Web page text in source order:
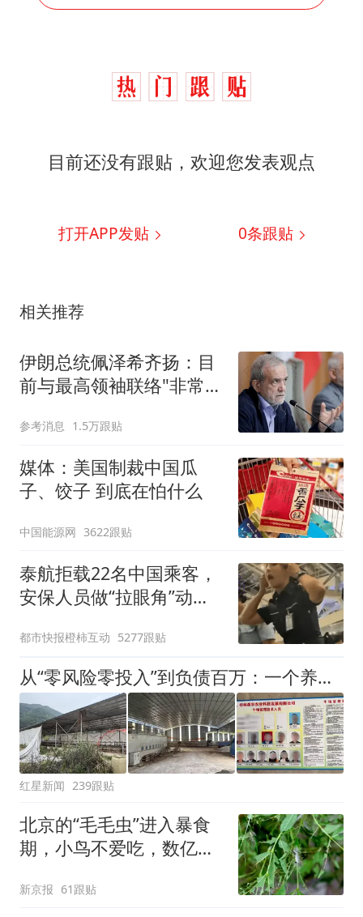
目前还没有跟贴，欢迎您发表观点
打开APP发贴 0条跟贴
相关推荐
伊朗总统佩泽希齐扬：目
前与最高领袖联络"非常困
参考消息 1.5万跟贴
媒体：美国制裁中国瓜
子、饺子 到底在怕什么
中国能源网 3622跟贴
泰航拒载22名中国乘客，
安保人员做“拉眼角”动
拒绝登机决定由航司作
出；亲历者：曾承诺免费
改签但没兑现
都市快报橙柿互动 5277跟贴
从“零风险零投入”到负债百万：一个养牛项目崩盘后，谁该为农户的贷款买单丨红星调查
红星新闻 239跟贴
北京的“毛毛虫”进入暴食
期，小鸟不爱吃，数亿头
新京报 61跟贴